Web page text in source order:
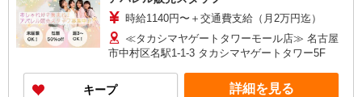
時給1140円〜＋交通費支給（月2万円迄）
≪タカシマヤゲートタワーモール店≫ 名古屋
市中村区名駅1-1-3 タカシマヤゲートタワー5F
キープ 詳細を見る